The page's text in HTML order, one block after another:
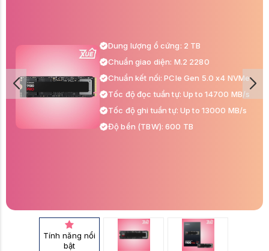
Dung lượng ổ cứng: 2 TB
Chuẩn giao diện: M.2 2280
Chuẩn kết nối: PCIe Gen 5.0 x4 NVMe
Tốc độ đọc tuần tự: Up to 14700 MB/s
Tốc độ ghi tuần tự: Up to 13000 MB/s
Độ bền (TBW): 600 TB
Tính năng nổi
bật